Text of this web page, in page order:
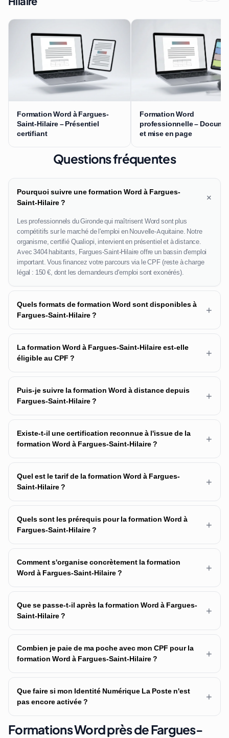
Formation Word à Fargues-
Saint-Hilaire – Présentiel
certifiant
Formation Word
professionnelle –
et mise en page
Questions fréquentes
Pourquoi suivre une formation Word à Fargues-
Saint-Hilaire ?
+
Les professionnels du Gironde qui maîtrisent Word sont plus
compétitifs sur le marché de l'emploi en Nouvelle-Aquitaine. Notre
organisme, certifié Qualiopi, intervient en présentiel et à distance.
Avec 3404 habitants, Fargues-Saint-Hilaire offre un bassin d'emploi
important. Vous financez votre parcours via le CPF (reste à charge
légal : 150 €, dont les demandeurs d'emploi sont exonérés).
Quels formats de formation Word sont disponibles à
Fargues-Saint-Hilaire ?
+
La formation Word à Fargues-Saint-Hilaire est-elle
éligible au CPF ?
+
Puis-je suivre la formation Word à distance depuis
Fargues-Saint-Hilaire ?
+
Existe-t-il une certification reconnue à l'issue de la
formation Word à Fargues-Saint-Hilaire ?
+
Quel est le tarif de la formation Word à Fargues-
Saint-Hilaire ?
+
Quels sont les prérequis pour la formation Word à
Fargues-Saint-Hilaire ?
+
Comment s'organise concrètement la formation
Word à Fargues-Saint-Hilaire ?
+
Que se passe-t-il après la formation Word à Fargues-
Saint-Hilaire ?
+
Combien je paie de ma poche avec mon CPF pour la
formation Word à Fargues-Saint-Hilaire ?
+
Que faire si mon Identité Numérique La Poste n'est
pas encore activée ?
+
Formations Word près de Fargues-